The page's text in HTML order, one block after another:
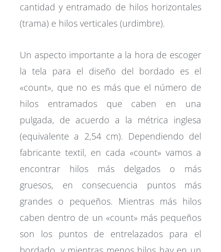
cantidad y entramado de hilos horizontales
(trama) e hilos verticales (urdimbre).
Un aspecto importante a la hora de escoger
la tela para el diseño del bordado es el
«count», que no es más que el número de
hilos entramados que caben en una
pulgada, de acuerdo a la métrica inglesa
(equivalente a 2,54 cm). Dependiendo del
fabricante textil, en cada «count» vamos a
encontrar hilos más delgados o más
gruesos, en consecuencia puntos más
grandes o pequeños. Mientras más hilos
caben dentro de un «count» más pequeños
son los puntos de entrelazados para el